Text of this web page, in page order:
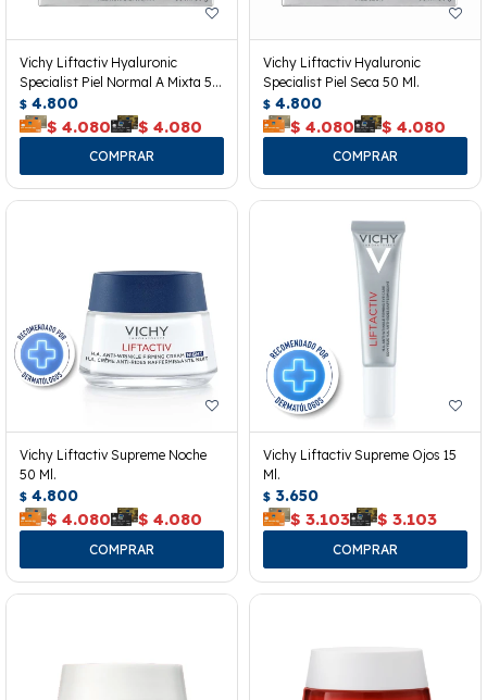
Vichy Liftactiv Hyaluronic
Specialist Piel Normal A Mixta 50
Ml.
$ 4.800
$ 4.080 $ 4.080
Vichy Liftactiv Hyaluronic
Specialist Piel Seca 50 Ml.
$ 4.800
$ 4.080 $ 4.080
Vichy Liftactiv Supreme Noche
50 Ml.
$ 4.800
$ 4.080 $ 4.080
Vichy Liftactiv Supreme Ojos 15
Ml.
$ 3.650
$ 3.103 $ 3.103